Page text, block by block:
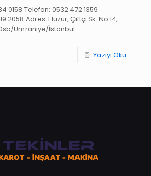
0158 Telefon: 0532 472 1359
2058 Adres: Huzur, Çiftçi Sk. No:14,
Ümraniye/İstanbul
Yazıyı Oku